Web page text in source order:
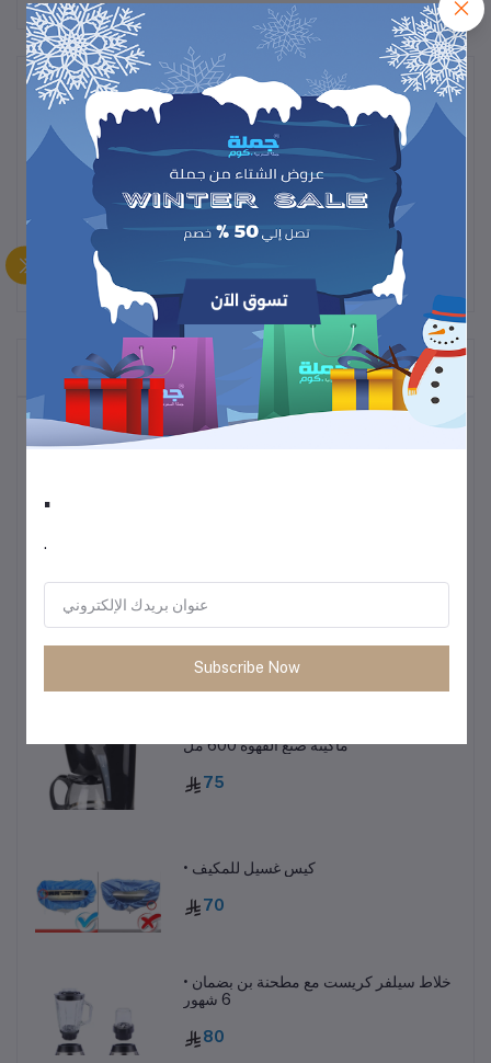
وصف
البعوض بقوة 4200 فولت للحماية المثلى في المنزل أو الخارج."
المنتجات التي يتم شراؤها بشكل متكرر
أكثر المنتجات مبيعًا
• طاولة متعددة الاستخدمات خفيفة الوزن
85
ماكينة صنع القهوة 600 مل
75
• كيس غسيل للمكيف
70
• خلاط سيلفر كريست مع مطحنة بن بضمان
6 شهور
80
.
.
Subscribe Now